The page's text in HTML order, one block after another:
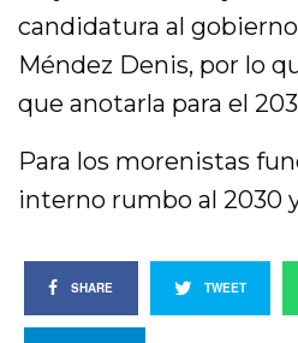
candidatura al
Méndez Denis, por lo
que anotarla para el
Para los morenistas
interno rumbo al 2030
SHARE TWEET